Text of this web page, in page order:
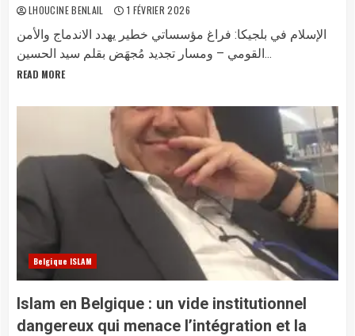
LHOUCINE BENLAIL 1 FÉVRIER 2026
الإسلام في بلجيكا: فراغ مؤسساتي خطير يهدد الاندماج والأمن
القومي – ومسار تجديد مُجهَض بقلم سيد الحسين...
READ MORE
Belgique ISLAM
Islam en Belgique : un vide institutionnel
dangereux qui menace l’intégration et la